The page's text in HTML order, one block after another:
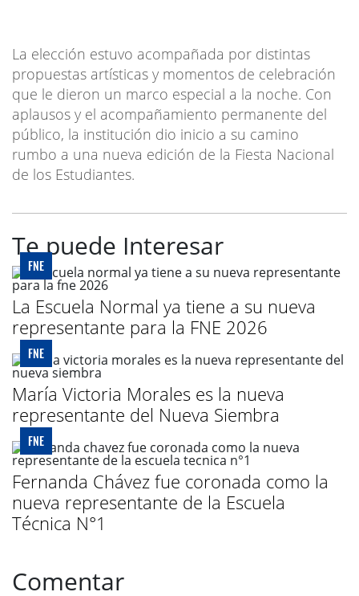
La elección estuvo acompañada por distintas
propuestas artísticas y momentos de celebración
que le dieron un marco especial a la noche. Con
aplausos y el acompañamiento permanente del
público, la institución dio inicio a su camino
rumbo a una nueva edición de la Fiesta Nacional
de los Estudiantes.
Te puede Interesar
FNE
La Escuela Normal ya tiene a su nueva
representante para la FNE 2026
FNE
María Victoria Morales es la nueva
representante del Nueva Siembra
FNE
Fernanda Chávez fue coronada como la
nueva representante de la Escuela
Técnica N°1
Comentar